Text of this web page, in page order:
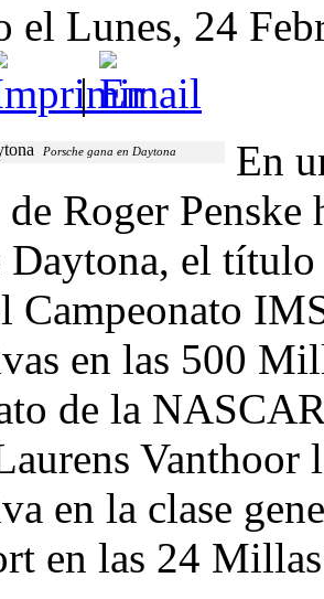
el Lunes, 24
|
Porsche gana en Daytona
En
Roger
el
Campeonato
en las 500
de la
Vanthoor
en la clase
en las 24